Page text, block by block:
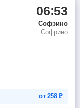
06:53
Софрино
Софрино
от258₽